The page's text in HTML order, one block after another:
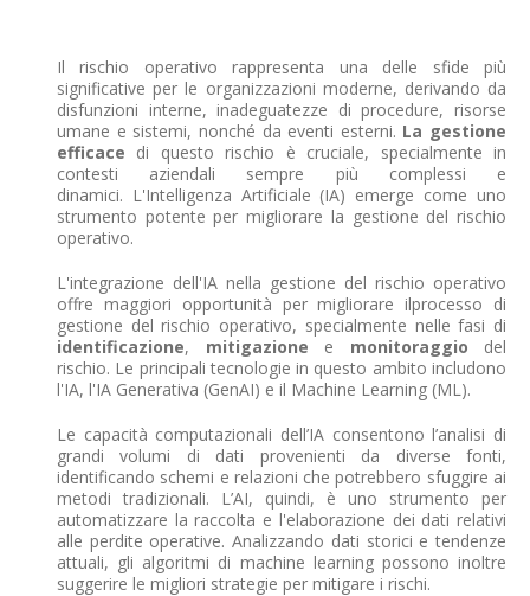
Il rischio operativo rappresenta una delle sfide più
significative per le organizzazioni moderne, derivando da
disfunzioni interne, inadeguatezze di procedure, risorse
umane e sistemi, nonché da eventi esterni. La gestione
efficace di questo rischio è cruciale, specialmente in
contesti aziendali sempre più complessi e
dinamici. L'Intelligenza Artificiale (IA) emerge come uno
strumento potente per migliorare la gestione del rischio
operativo.
L'integrazione dell'IA nella gestione del rischio operativo
offre maggiori opportunità per migliorare ilprocesso di
gestione del rischio operativo, specialmente nelle fasi di
identificazione, mitigazione e monitoraggio del
rischio. Le principali tecnologie in questo ambito includono
l'IA, l'IA Generativa (GenAI) e il Machine Learning (ML).
Le capacità computazionali dell’IA consentono l’analisi di
grandi volumi di dati provenienti da diverse fonti,
identificando schemi e relazioni che potrebbero sfuggire ai
metodi tradizionali. L’AI, quindi, è uno strumento per
automatizzare la raccolta e l'elaborazione dei dati relativi
alle perdite operative. Analizzando dati storici e tendenze
attuali, gli algoritmi di machine learning possono inoltre
suggerire le migliori strategie per mitigare i rischi.